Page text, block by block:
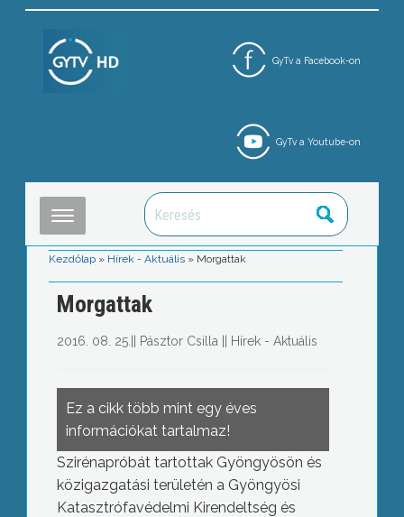
GyTv a Facebook-on
GyTv a Youtube-on
Kezdőlap » Hírek - Aktuális » Morgattak
Morgattak
2016. 08. 25. Pásztor Csilla Hírek - Aktuális
Ez a cikk több mint egy éves
információkat tartalmaz!
Szirénapróbát tartottak Gyöngyösön és
közigazgatási területén a Gyöngyösi
Katasztrófavédelmi Kirendeltség és